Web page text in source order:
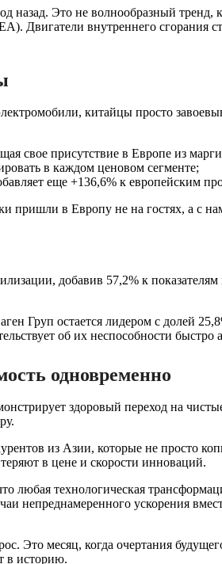
назад. Это не волнообразный
Двигатели внутреннего
китайцы просто
свое присутствие в Европе из
в каждом ценовом сегменте;
еще +136,6% к европейским
пришли в Европу не на гостях, а с
добавив 57,2% к
Груп остается лидером с долей
об их неспособности быстро
одновременно
здоровый переход на
из Азии, которые не просто
в цене и скорости инноваций.
любая технологическая
непреднамеренного ускорения
Это месяц, когда очертания
в историю.